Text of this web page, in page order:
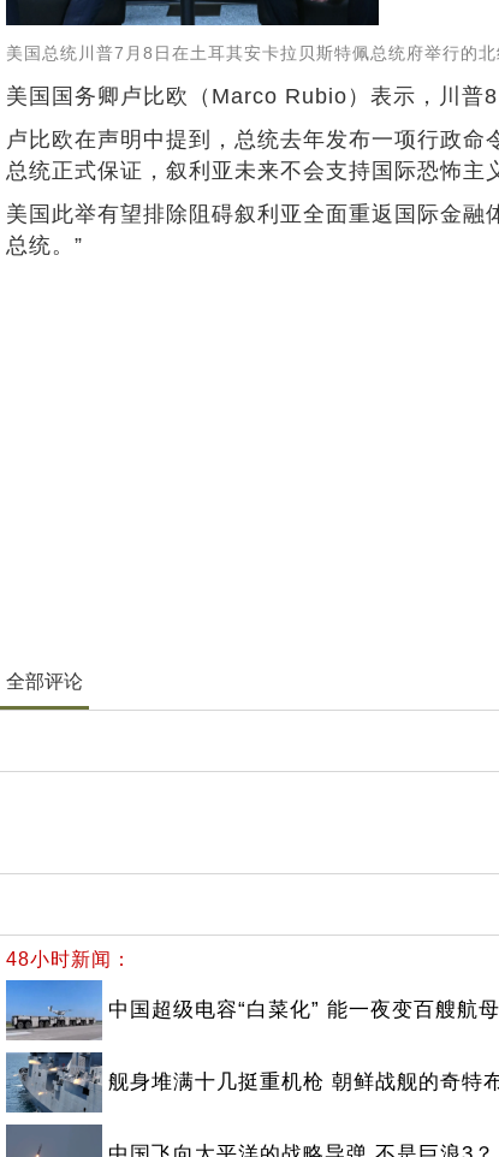
美国总统川普7月8日在土耳其安卡拉贝斯特佩总统府举行的
美国国务卿卢比欧（Marco Rubio）表示，川普
卢比欧在声明中提到，总统去年发布一项行政
总统正式保证，叙利亚未来不会支持国际恐怖主
美国此举有望排除阻碍叙利亚全面重返国际金融
总统。”
全部评论
48小时新闻：
中国超级电容“白菜化” 能一夜变百艘航母
舰身堆满十几挺重机枪 朝鲜战舰的奇特